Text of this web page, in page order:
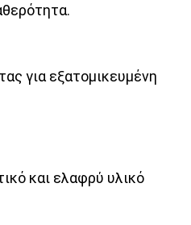
για εξατομικευμένη
και ελαφρύ υλικό